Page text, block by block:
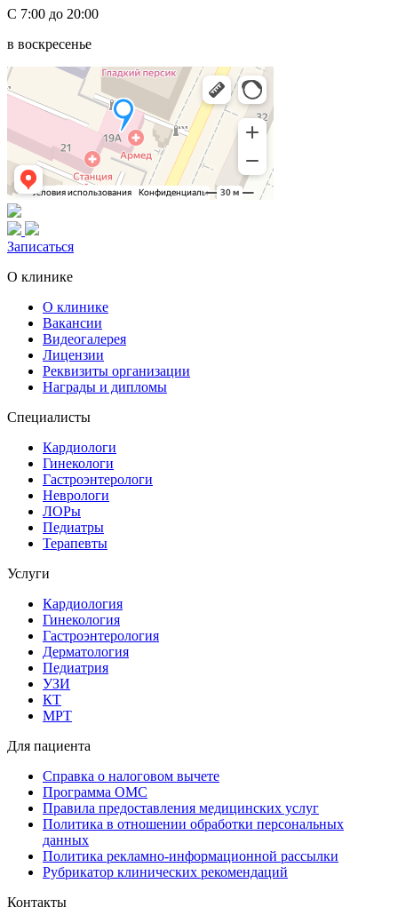
С 7:00 до 20:00
в воскресенье
Записаться
О клинике
О клинике
Вакансии
Видеогалерея
Лицензии
Реквизиты организации
Награды и дипломы
Специалисты
Кардиологи
Гинекологи
Гастроэнтерологи
Неврологи
ЛОРы
Педиатры
Терапевты
Услуги
Кардиология
Гинекология
Гастроэнтерология
Дерматология
Педиатрия
УЗИ
КТ
МРТ
Для пациента
Справка о налоговом вычете
Программа ОМС
Правила предоставления медицинских услуг
Политика в отношении обработки персональных
данных
Политика рекламно-информационной рассылки
Рубрикатор клинических рекомендаций
Контакты